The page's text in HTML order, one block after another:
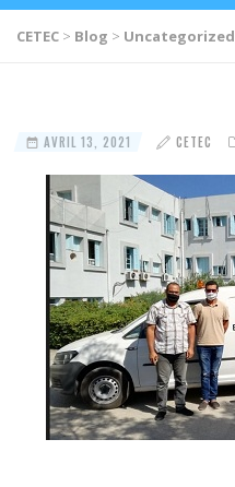
CETEC > Blog > Uncategorized
AVRIL 13, 2021 CETEC